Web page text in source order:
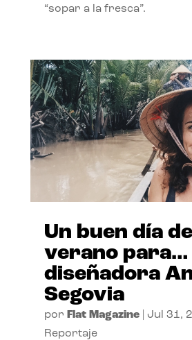
“sopar a la fresca”.
Un buen día de
verano para…
diseñadora
Segovia
por Flat Magazine| Jul 31,
Reportaje